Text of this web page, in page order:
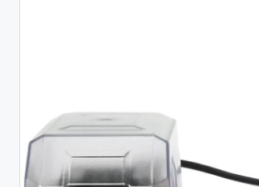
Yhteystiedot